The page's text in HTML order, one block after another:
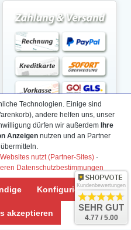
Technologien. Einige sind
andere helfen uns, unser
dürfen wir außerdem Ihre
Anzeigennutzen und an Partner
nutzt (Partner-Sites) ·
Datenschutzbestimmungen
Konfigurieren
akzeptieren
Kundenbewertungen
SEHR GUT
4.77 / 5.00